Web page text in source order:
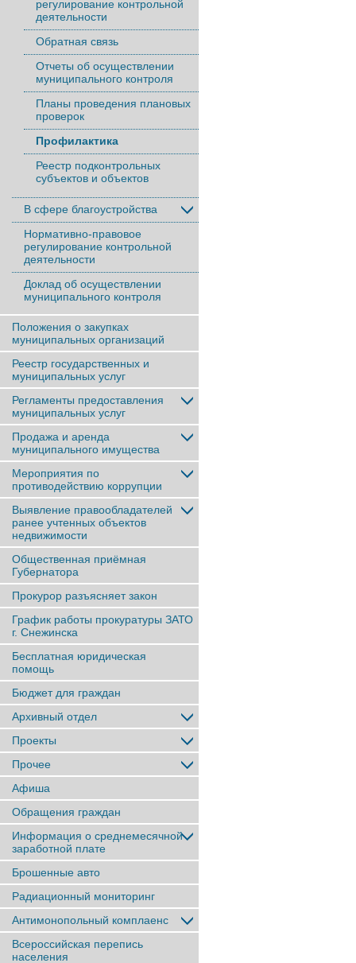
регулирование контрольной
деятельности
Обратная связь
Отчеты об осуществлении
муниципального контроля
Планы проведения плановых
проверок
Профилактика
Реестр подконтрольных
субъектов и объектов
В сфере благоустройства
Нормативно-правовое
регулирование контрольной
деятельности
Доклад об осуществлении
муниципального контроля
Положения о закупках
муниципальных организаций
Реестр государственных и
муниципальных услуг
Регламенты предоставления
муниципальных услуг
Продажа и аренда
муниципального имущества
Мероприятия по
противодействию коррупции
Выявление правообладателей
ранее учтенныx объектов
недвижимости
Общественная приёмная
Губернатора
Прокурор разъясняет закон
График работы прокуратуры ЗАТО
г. Снежинска
Бесплатная юридическая
помощь
Бюджет для граждан
Архивный отдел
Проекты
Прочее
Афиша
Обращения граждан
Информация о среднемесячной
заработной плате
Брошенные авто
Радиационный мониторинг
Антимонопольный комплаенс
Всероссийская перепись
населения